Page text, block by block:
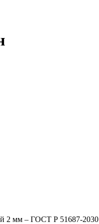
2 мм – ГОСТ Р 51687-2030